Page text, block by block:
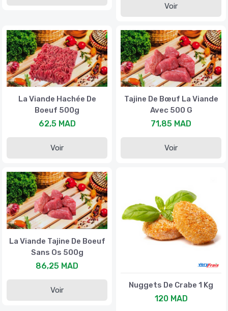
Voir
La Viande Hachée De
Boeuf 500g
62,5 MAD
Voir
Tajine De Bœuf La Viande
Avec 500 G
71,85 MAD
Voir
La Viande Tajine De Boeuf
Sans Os 500g
86,25 MAD
Voir
Nuggets De Crabe 1 Kg
120 MAD